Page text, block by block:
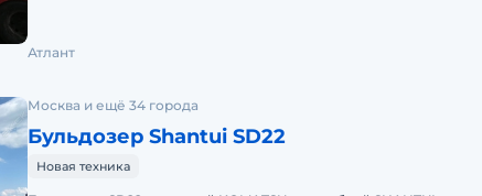
Атлант
Москва и ещё 34 города
Бульдозер Shantui SD22
Новая техника